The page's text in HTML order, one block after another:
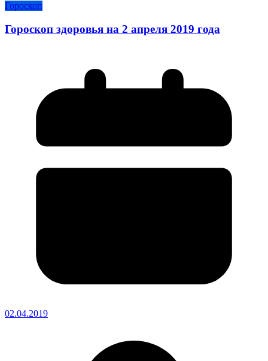
Гороскоп
Гороскоп здоровья на 2 апреля 2019 года
02.04.2019